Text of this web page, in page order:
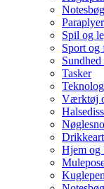
Paraplyer
Spil og
Sport og
Tasker
Værktøj
Hjem og